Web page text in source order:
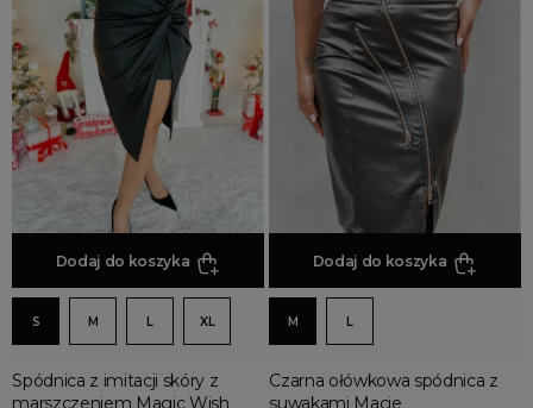
Spódnice z rozcięciem
Dodaj do koszyka
S M L XL
Spódnica z imitacji skóry z
Dodaj do koszyka
M L
Czarna ołówkowa spódnica z